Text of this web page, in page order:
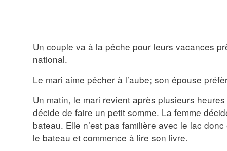
Un couple va à la pêche pour leurs vacances
national.
Le mari aime pêcher à l’aube; son épouse
Un matin, le mari revient après plusieurs
décide de faire un petit somme. La femme
bateau. Elle n’est pas familière avec le lac
le bateau et commence à lire son livre.